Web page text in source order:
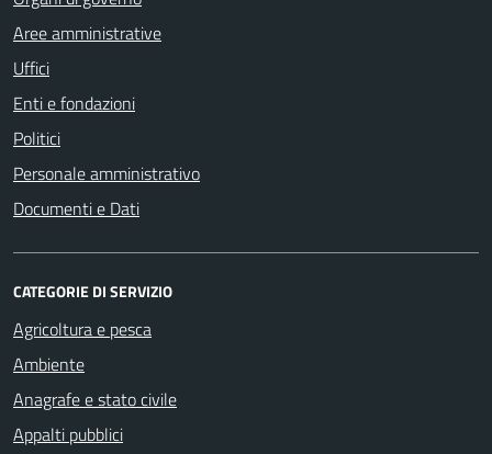
Aree amministrative
Uffici
Enti e fondazioni
Politici
Personale amministrativo
Documenti e Dati
CATEGORIE DI SERVIZIO
Agricoltura e pesca
Ambiente
Anagrafe e stato civile
Appalti pubblici